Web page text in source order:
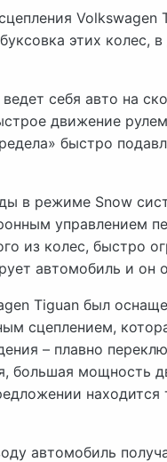
этих
себя авто на
движение
быстро
в режиме Snow
управлением
из колес, быстро
автомобиль и он
Tiguan был
сцеплением,
– плавно
большая мощность
автомобиль